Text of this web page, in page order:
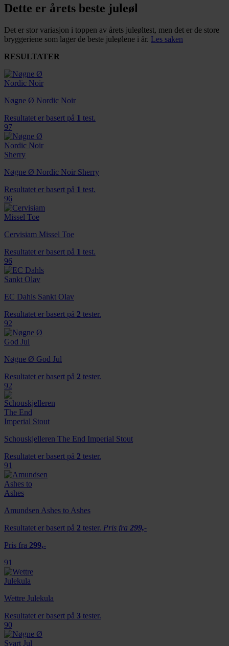
Dette er årets beste juleøl
Det er stor variasjon i toppen av årets juleøltest, men det er de store
bryggeriene som lager de beste juleølene i år. Les saken
RESULTATER
Nøgne Ø Nordic Noir
Resultatet er basert på 1 test.
97
Nøgne Ø Nordic Noir Sherry
Resultatet er basert på 1 test.
96
Cervisiam Missel Toe
Resultatet er basert på 1 test.
96
EC Dahls Sankt Olav
Resultatet er basert på 2 tester.
92
Nøgne Ø God Jul
Resultatet er basert på 2 tester.
92
Schouskjelleren The End Imperial Stout
Resultatet er basert på 2 tester.
91
Amundsen Ashes to Ashes
Resultatet er basert på 2 tester. Pris fra 299,-
Pris fra 299,-
91
Wettre Julekula
Resultatet er basert på 3 tester.
90